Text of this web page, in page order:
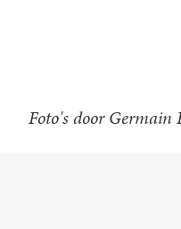
Foto's door Germain